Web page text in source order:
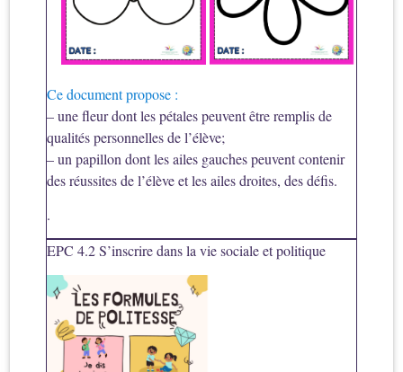
Ce document propose :
– une fleur dont les pétales peuvent être remplis de
qualités personnelles de l’élève;
– un papillon dont les ailes gauches peuvent contenir
des réussites de l’élève et les ailes droites, des défis.
.
EPC 4.2 S’inscrire dans la vie sociale et politique